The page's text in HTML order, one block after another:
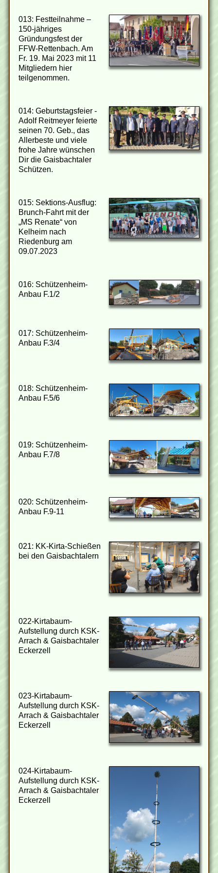
013: Festteilnahme –
150-jähriges
Gründungsfest der
FFW-Rettenbach. Am
Fr. 19. Mai 2023 mit 11
Mitgliedern hier
teilgenommen.
014: Geburtstagsfeier -
Adolf Reitmeyer feierte
seinen 70. Geb., das
Allerbeste und viele
frohe Jahre wünschen
Dir die Gaisbachtaler
Schützen.
015: Sektions-Ausflug:
Brunch-Fahrt mit der
„MS Renate“ von
Kelheim nach
Riedenburg am
09.07.2023
016: Schützenheim-
Anbau F.1/2
017: Schützenheim-
Anbau F.3/4
018: Schützenheim-
Anbau F.5/6
019: Schützenheim-
Anbau F.7/8
020: Schützenheim-
Anbau F.9-11
021: KK-Kirta-Schießen
bei den Gaisbachtalern
022-Kirtabaum-
Aufstellung durch KSK-
Arrach & Gaisbachtaler
Eckerzell
023-Kirtabaum-
Aufstellung durch KSK-
Arrach & Gaisbachtaler
Eckerzell
024-Kirtabaum-
Aufstellung durch KSK-
Arrach & Gaisbachtaler
Eckerzell